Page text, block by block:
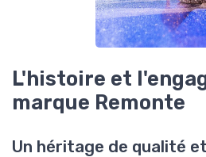
L'histoire et
marque Remonte
Un héritage de qualité